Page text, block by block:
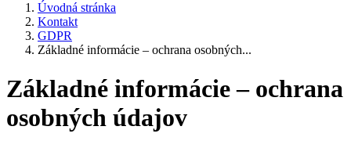
Úvodná stránka
Kontakt
GDPR
Základné informácie – ochrana osobných...
Základné informácie – ochrana
osobných údajov